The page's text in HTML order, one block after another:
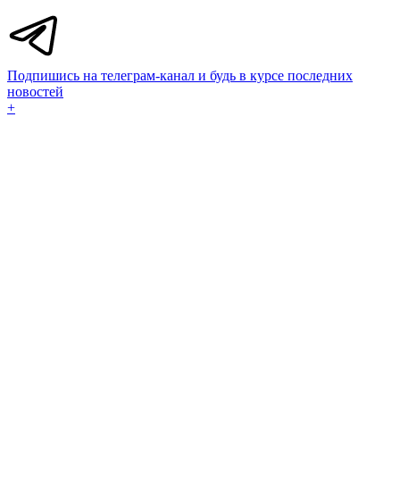
Подпишись на телеграм-канал и будь в курсе последних
новостей
+